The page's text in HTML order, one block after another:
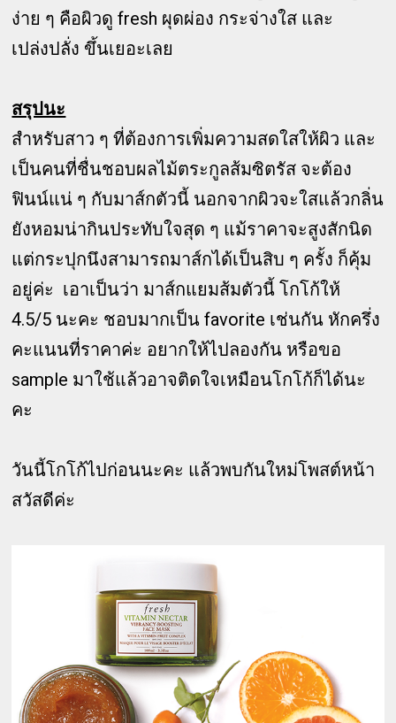
ง่าย ๆ คือผิวดู fresh ผุดผ่อง กระจ่างใส และ
เปล่งปลั่ง ขึ้นเยอะเลย
สรุปนะ
สำหรับสาว ๆ ที่ต้องการเพิ่มความสดใสให้ผิว และ
เป็นคนที่ชื่นชอบผลไม้ตระกูลส้มซิตรัส จะต้อง
ฟินน์แน่ ๆ กับมาส์กตัวนี้ นอกจากผิวจะใสแล้วกลิ่น
ยังหอมน่ากินประทับใจสุด ๆ แม้ราคาจะสูงสักนิด
แต่กระปุกนึงสามารถมาส์กได้เป็นสิบ ๆ ครั้ง ก็คุ้ม
อยู่ค่ะ เอาเป็นว่า มาส์กแยมส้มตัวนี้ โกโก้ให้
4.5/5 นะคะ ชอบมากเป็น favorite เช่นกัน หักครึ่ง
คะแนนที่ราคาค่ะ อยากให้ไปลองกัน หรือขอ
sample มาใช้แล้วอาจติดใจเหมือนโกโก้ก็ได้นะ
คะ
วันนี้โกโก้ไปก่อนนะคะ แล้วพบกันใหม่โพสต์หน้า
สวัสดีค่ะ